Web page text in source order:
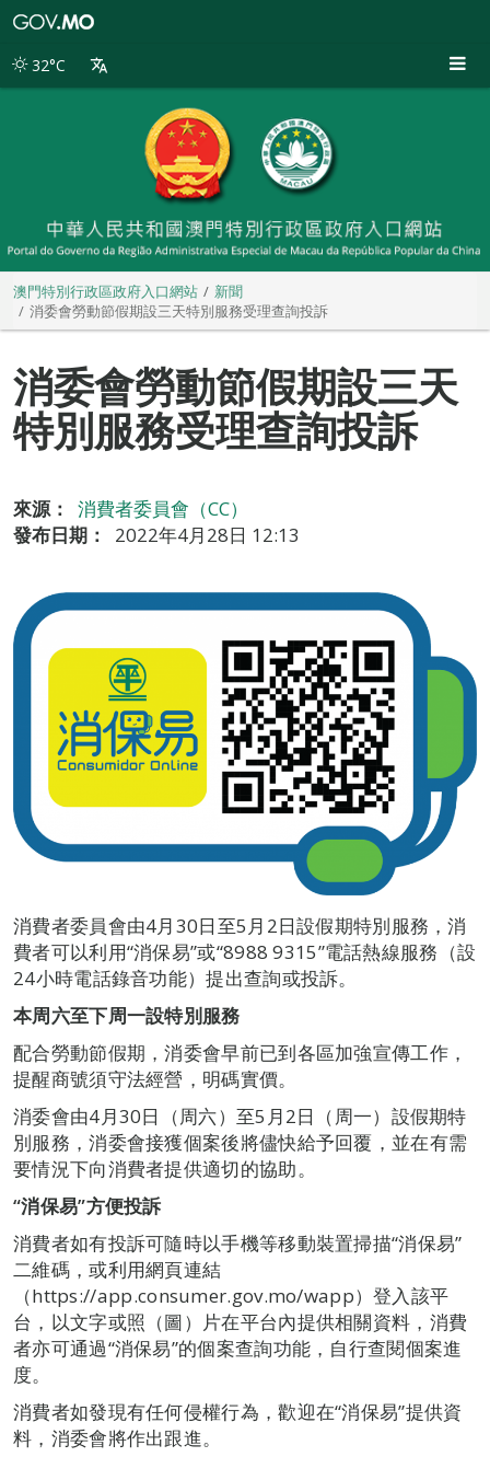
別
32°C
澳門特別行政區政府入口網站
新聞
消委會勞動節假期設三天特別服務受理查詢投訴
消委會勞動節假期設三天
特別服務受理查詢投訴
來源：
消費者委員會（CC）
發布日期：
2022年4月28日 12:13
消費者委員會由4月30日至5月2日設假期特別服務，消
費者可以利用“消保易”或“8988 9315”電話熱線服務（設
24小時電話錄音功能）提出查詢或投訴。
本周六至下周一設特別服務
配合勞動節假期，消委會早前已到各區加強宣傳工作，
提醒商號須守法經營，明碼實價。
消委會由4月30日（周六）至5月2日（周一）設假期特
別服務，消委會接獲個案後將儘快給予回覆，並在有需
要情況下向消費者提供適切的協助。
“消保易”方便投訴
消費者如有投訴可隨時以手機等移動裝置掃描“消保易”
二維碼，或利用網頁連結
（https://app.consumer.gov.mo/wapp）登入該平
台，以文字或照（圖）片在平台內提供相關資料，消費
者亦可通過“消保易”的個案查詢功能，自行查閱個案進
度。
消費者如發現有任何侵權行為，歡迎在“消保易”提供資
料，消委會將作出跟進。